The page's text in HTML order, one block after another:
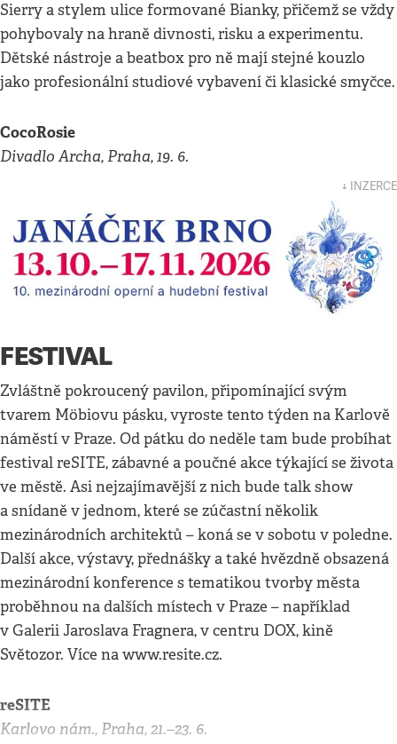
Sierry a stylem ulice formované Bianky, přičemž se vždy
pohybovaly na hraně divnosti, risku a experimentu.
Dětské nástroje a beatbox pro ně mají stejné kouzlo
jako profesionální studiové vybavení či klasické smyčce.
CocoRosie
Divadlo Archa, Praha, 19. 6.
↓ INZERCE
FESTIVAL
Zvláštně pokroucený pavilon, připomínající svým
tvarem Möbiovu pásku, vyroste tento týden na Karlově
náměstí v Praze. Od pátku do neděle tam bude probíhat
festival reSITE, zábavné a poučné akce týkající se života
ve městě. Asi nejzajímavější z nich bude talk show
a snídaně v jednom, které se zúčastní několik
mezinárodních architektů – koná se v sobotu v poledne.
Další akce, výstavy, přednášky a také hvězdně obsazená
mezinárodní konference s tematikou tvorby města
proběhnou na dalších místech v Praze – například
v Galerii Jaroslava Fragnera, v centru DOX, kině
Světozor. Více na www.resite.cz.
reSITE
Karlovo nám., Praha, 21.–23. 6.